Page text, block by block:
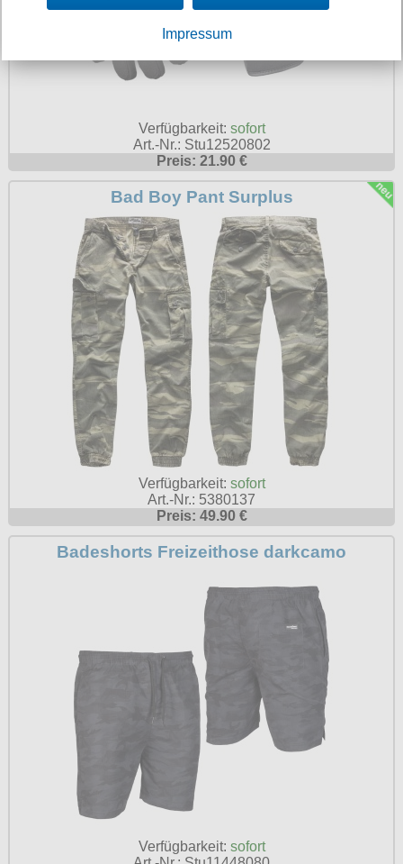
Verfügbarkeit: sofort
Art.-Nr.: Stu12520802
Preis: 21.90 €
Bad Boy Pant Surplus
Verfügbarkeit: sofort
Art.-Nr.: 5380137
Preis: 49.90 €
Badeshorts Freizeithose darkcamo
Verfügbarkeit: sofort
Impressum